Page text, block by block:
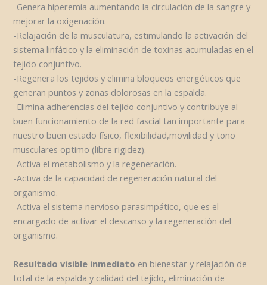
-Genera hiperemia aumentando la circulación de la sangre y
mejorar la oxigenación.
-Relajación de la musculatura, estimulando la activación del
sistema linfático y la eliminación de toxinas acumuladas en el
tejido conjuntivo.
-Regenera los tejidos y elimina bloqueos energéticos que
generan puntos y zonas dolorosas en la espalda.
-Elimina adherencias del tejido conjuntivo y contribuye al
buen funcionamiento de la red fascial tan importante para
nuestro buen estado físico, flexibilidad,movilidad y tono
musculares optimo (libre rigidez).
-Activa el metabolismo y la regeneración.
-Activa de la capacidad de regeneración natural del
organismo.
-Activa el sistema nervioso parasimpático, que es el
encargado de activar el descanso y la regeneración del
organismo.
Resultado visible inmediato en bienestar y relajación de
total de la espalda y calidad del tejido, eliminación de